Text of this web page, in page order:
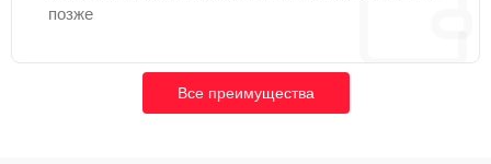
позже
Все преимущества